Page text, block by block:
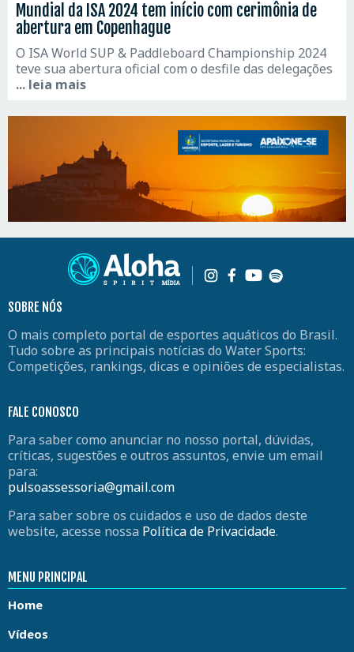
Mundial da ISA 2024 tem início com cerimônia de
abertura em Copenhague
O ISA World SUP & Paddleboard Championship 2024
teve sua abertura oficial com o desfile das delegações
... leia mais
SOBRE NÓS
O mais completo portal de esportes aquáticos do Brasil.
Tudo sobre as principais notícias do Water Sports:
Competições, rankings, dicas e opiniões de especialistas.
FALE CONOSCO
Para saber como anunciar no nosso portal, dúvidas,
críticas, sugestões e outros assuntos, envie um email
para:
pulsoassessoria@gmail.com
Para saber sobre os cuidados e uso de dados deste
website, acesse nossa Política de Privacidade.
MENU PRINCIPAL
Home
Vídeos